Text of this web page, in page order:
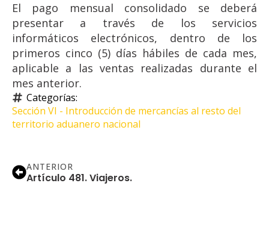
El pago mensual consolidado se deberá
presentar a través de los servicios
informáticos electrónicos, dentro de los
primeros cinco (5) días hábiles de cada mes,
aplicable a las ventas realizadas durante el
mes anterior.
Categorías:
Sección VI - Introducción de mercancías al resto del
territorio aduanero nacional
ANTERIOR
Artículo 481. Viajeros.